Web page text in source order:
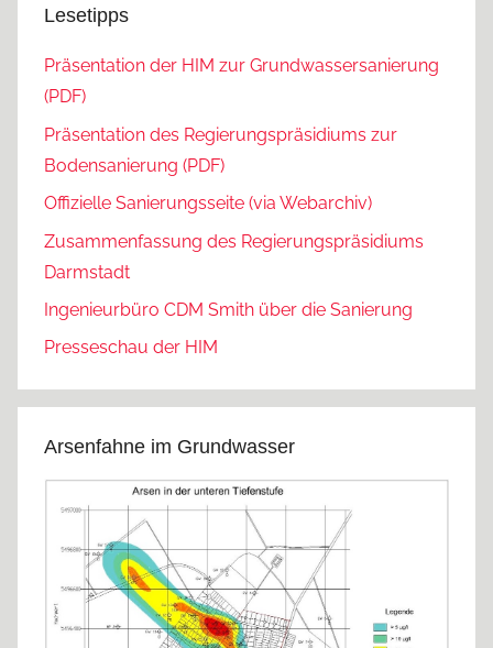
Lesetipps
Präsentation der HIM zur Grundwassersanierung
(PDF)
Präsentation des Regierungspräsidiums zur
Bodensanierung (PDF)
Offizielle Sanierungsseite (via Webarchiv)
Zusammenfassung des Regierungspräsidiums
Darmstadt
Ingenieurbüro CDM Smith über die Sanierung
Presseschau der HIM
Arsenfahne im Grundwasser